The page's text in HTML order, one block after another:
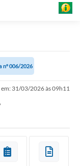
nº 006/2026
31/03/2026 às 09h11